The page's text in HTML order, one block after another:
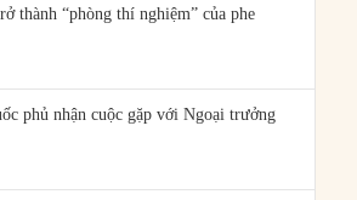
thành “phòng thí nghiệm” của phe
phủ nhận cuộc gặp với Ngoại trưởng